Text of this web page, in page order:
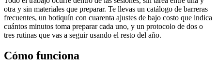
otra y sin materiales que preparar. Te llevas un catálogo de barreras
frecuentes, un botiquín con cuarenta ajustes de bajo costo que indica
cuántos minutos toma preparar cada uno, y un protocolo de dos o
tres rutinas que vas a seguir usando el resto del año.
Cómo funciona